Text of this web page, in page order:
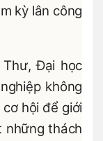
kỳ lân công
Thư, Đại học
không
hội để giới
những thách